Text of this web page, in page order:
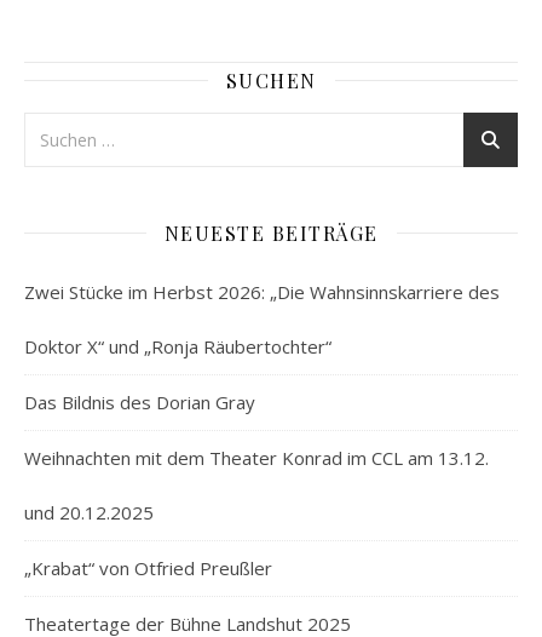
SUCHEN
NEUESTE BEITRÄGE
Zwei Stücke im Herbst 2026: „Die Wahnsinnskarriere des
Doktor X“ und „Ronja Räubertochter“
Das Bildnis des Dorian Gray
Weihnachten mit dem Theater Konrad im CCL am 13.12.
und 20.12.2025
„Krabat“ von Otfried Preußler
Theatertage der Bühne Landshut 2025